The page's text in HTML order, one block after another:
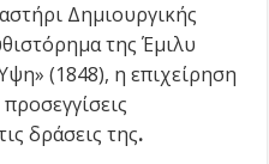
Δημιουργικής
της Έμιλυ
(1848), η επιχείρηση
δράσεις της.